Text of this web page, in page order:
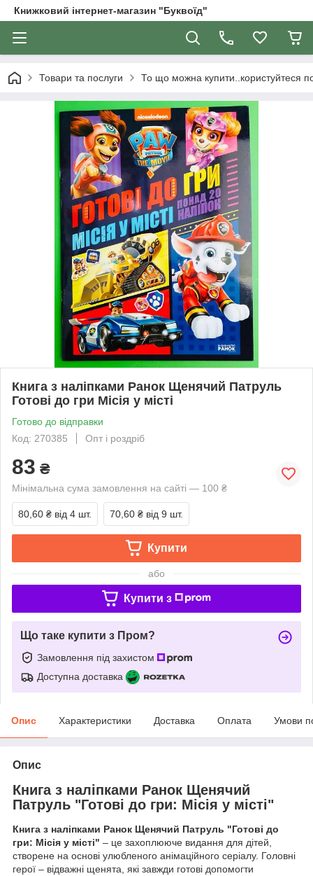
Книжковий інтернет-магазин "Буквоїд"
Товари та послуги То що можна купити..користуйтеся
Книга з наліпками Ранок Щенячий Патруль
Готові до гри Місія у місті
Готово до відправки
Код: 270385
Опт і роздріб
83 ₴
Мінімальна сума замовлення на сайті — 100 ₴
80,60 ₴ від 4 шт. 70,60 ₴ від 9 шт.
Купити
або
Купити з
Що таке купити з Пром?
Замовлення під захистом
Доступна доставка
Опис Характеристики Доставка Оплата Умови
Опис
Книга з наліпками Ранок Щенячий
Патруль "Готові до гри: Місія у місті"
Книга з наліпками Ранок Щенячий Патруль "Готові до
гри: Місія у місті" – це захоплююче видання для дітей,
створене на основі улюбленого анімаційного серіалу. Головні
герої – відважні щенята, які завжди готові допомогти